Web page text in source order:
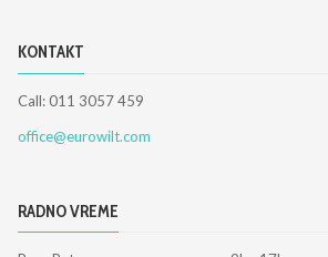
KONTAKT
Call: 011 3057 459
office@eurowilt.com
RADNO VREME